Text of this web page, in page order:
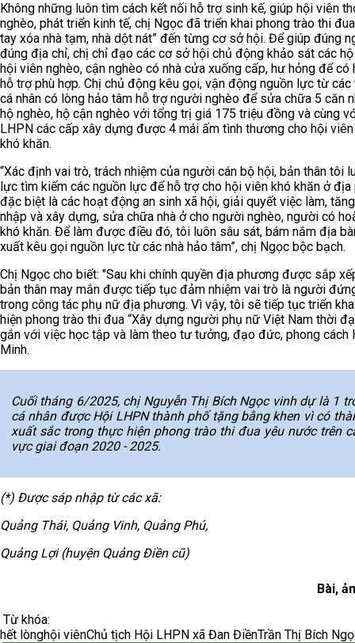
Không những luôn tìm cách kết nối hỗ trợ sinh kế, giúp hội viên
nghèo, phát triển kinh tế, chị Ngọc đã triển khai phong trào thi đua
tay xóa nhà tạm, nhà dột nát” đến từng cơ sở hội. Để giúp đúng
đúng địa chỉ, chị chỉ đạo các cơ sở hội chủ động khảo sát các
hội viên nghèo, cận nghèo có nhà cửa xuống cấp, hư hỏng để có
hỗ trợ phù hợp. Chị chủ động kêu gọi, vận động nguồn lực từ các
cá nhân có lòng hảo tâm hỗ trợ người nghèo để sửa chữa 5 căn
hộ nghèo, hộ cận nghèo với tổng trị giá 175 triệu đồng và cùng
LHPN các cấp xây dựng được 4 mái ấm tình thương cho hội
khó khăn.
“Xác định vai trò, trách nhiệm của người cán bộ hội, bản thân tôi
lực tìm kiếm các nguồn lực để hỗ trợ cho hội viên khó khăn ở địa
đặc biệt là các hoạt động an sinh xã hội, giải quyết việc làm,
nhập và xây dựng, sửa chữa nhà ở cho người nghèo, người có
khó khăn. Để làm được điều đó, tôi luôn sâu sát, bám nắm địa
xuất kêu gọi nguồn lực từ các nhà hảo tâm”, chị Ngọc bộc bạch.
Chị Ngọc cho biết: "Sau khi chính quyền địa phương được sắp
bản thân may mắn được tiếp tục đảm nhiệm vai trò là người
trong công tác phụ nữ địa phương. Vì vậy, tôi sẽ tiếp tục triển
hiện phong trào thi đua “Xây dựng người phụ nữ Việt Nam thời
gắn với việc học tập và làm theo tư tưởng, đạo đức, phong cách
Minh.
Cuối tháng 6/2025, chị Nguyễn Thị Bích Ngọc vinh dự là 1
cá nhân được Hội LHPN thành phố tặng bằng khen vì có
xuất sắc trong thực hiện phong trào thi đua yêu nước trên
vực giai đoạn 2020 - 2025.
(*) Được sáp nhập từ các xã:
Quảng Thái, Quảng Vinh, Quảng Phú,
Quảng Lợi (huyện Quảng Điền cũ)
Bài,
Từ khóa:
hết lònghội viênChủ tịch Hội LHPN xã Đan ĐiềnTrần Thị Bích